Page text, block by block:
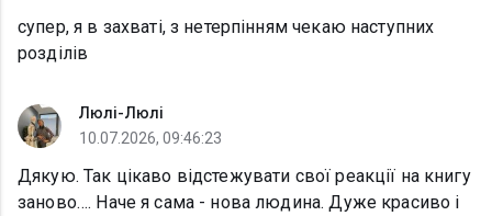
супер, я в захваті, з нетерпінням чекаю наступних
розділів
Люлі-Люлі
10.07.2026, 09:46:23
Дякую. Так цікаво відстежувати свої реакції на книгу
заново…. Наче я сама - нова людина. Дуже красиво і